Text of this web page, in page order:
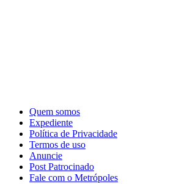
Quem somos
Expediente
Política de Privacidade
Termos de uso
Anuncie
Post Patrocinado
Fale com o Metrópoles